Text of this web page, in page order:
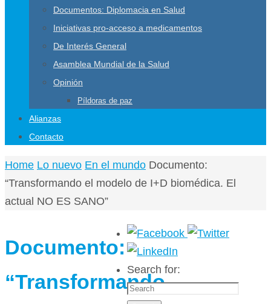
Documentos: Diplomacia en Salud
Iniciativas pro-acceso a medicamentos
De Interés General
Asamblea Mundial de la Salud
Opinión
Píldoras de paz
Alianzas
Contacto
Home Lo nuevo En el mundo Documento:
“Transformando el modelo de I+D biomédica. El
actual NO ES SANO”
Documento:
“Transformando
Search for: